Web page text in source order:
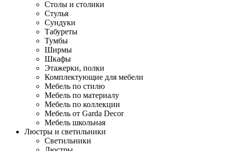
Столы и столики
Стулья
Сундуки
Табуреты
Тумбы
Ширмы
Шкафы
Этажерки, полки
Комплектующие для мебели
Мебель по стилю
Мебель по материалу
Мебель по коллекции
Мебель от Garda Decor
Мебель школьная
Люстры и светильники
Светильники